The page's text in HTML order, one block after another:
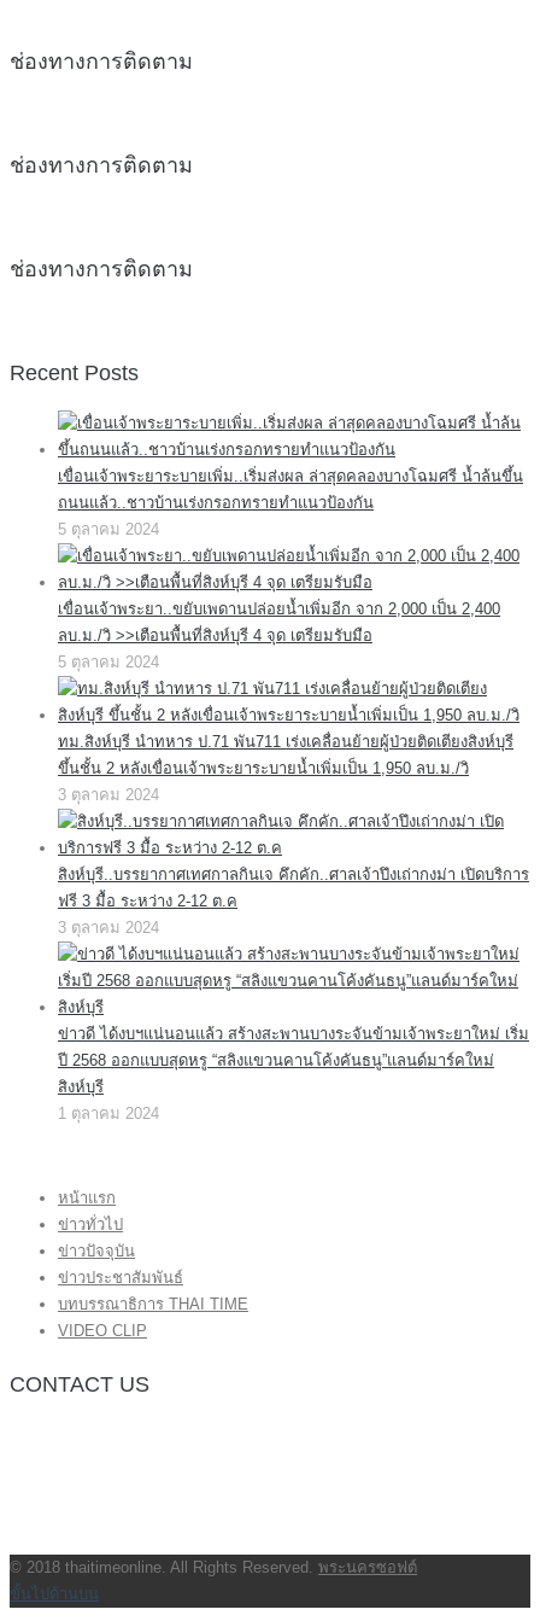
ช่องทางการติดตาม
ช่องทางการติดตาม
ช่องทางการติดตาม
Recent Posts
เขื่อนเจ้าพระยาระบายเพิ่ม..เริ่มส่งผล ล่าสุดคลองบางโฉมศรี น้ำล้นขึ้น
ถนนแล้ว..ชาวบ้านเร่งกรอกทรายทำแนวป้องกัน
5 ตุลาคม 2024
เขื่อนเจ้าพระยา..ขยับเพดานปล่อยน้ำเพิ่มอีก จาก 2,000 เป็น 2,400
ลบ.ม./วิ >>เตือนพื้นที่สิงห์บุรี 4 จุด เตรียมรับมือ
5 ตุลาคม 2024
ทม.สิงห์บุรี นำทหาร ป.71 พัน711 เร่งเคลื่อนย้ายผู้ป่วยติดเตียงสิงห์บุรี
ขึ้นชั้น 2 หลังเขื่อนเจ้าพระยาระบายน้ำเพิ่มเป็น 1,950 ลบ.ม./วิ
3 ตุลาคม 2024
สิงห์บุรี..บรรยากาศเทศกาลกินเจ คึกคัก..ศาลเจ้าปึงเถ่ากงม่า เปิดบริการ
ฟรี 3 มื้อ ระหว่าง 2-12 ต.ค
3 ตุลาคม 2024
ข่าวดี ได้งบฯแน่นอนแล้ว สร้างสะพานบางระจันข้ามเจ้าพระยาใหม่ เริ่ม
ปี 2568 ออกแบบสุดหรู “สลิงแขวนคานโค้งคันธนู”แลนด์มาร์คใหม่
สิงห์บุรี
1 ตุลาคม 2024
หน้าแรก
ข่าวทั่วไป
ข่าวปัจจุบัน
ข่าวประชาสัมพันธ์
บทบรรณาธิการ THAI TIME
VIDEO CLIP
CONTACT US
© 2018 thaitimeonline. All Rights Reserved. พระนครซอฟต์
ขั้นไปด้านบน